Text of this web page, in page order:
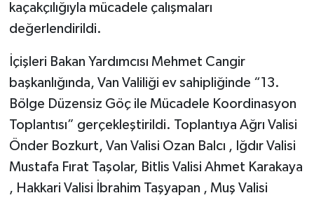
kaçakçılığıyla mücadele çalışmaları
değerlendirildi.
İçişleri Bakan Yardımcısı Mehmet Cangir
başkanlığında, Van Valiliği ev sahipliğinde “13.
Bölge Düzensiz Göç ile Mücadele Koordinasyon
Toplantısı” gerçekleştirildi. Toplantıya Ağrı Valisi
Önder Bozkurt, Van Valisi Ozan Balcı , Iğdır Valisi
Mustafa Fırat Taşolar, Bitlis Valisi Ahmet Karakaya
, Hakkari Valisi İbrahim Taşyapan , Muş Valisi